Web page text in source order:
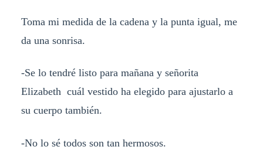
Toma mi medida de la cadena y la punta igual, me
da una sonrisa.
-Se lo tendré listo para mañana y señorita
Elizabeth cuál vestido ha elegido para ajustarlo a
su cuerpo también.
-No lo sé todos son tan hermosos.